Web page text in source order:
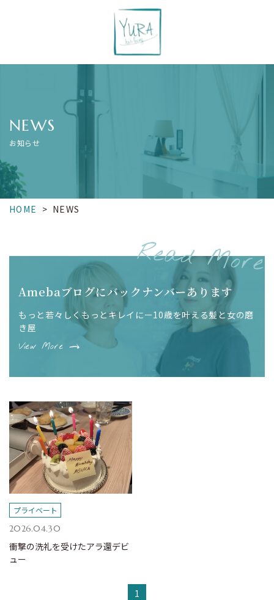
NEWS
お知らせ
HOME > NEWS
Amebaブログにバックナンバーあります
もっと若々しくもっとキレイにー10歳を叶える髪と女の磨
き屋
View More
プライベート
2026.04.30
衝撃の洗礼を受けたアラ還デビ
ュー
1